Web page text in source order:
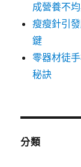
成營養不
瘦瘦針引
鍵
零器材徒
秘訣
分類